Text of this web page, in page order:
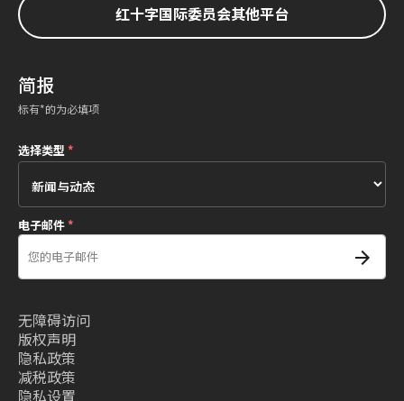
红十字国际委员会其他平台
简报
标有*的为必填项
选择类型*
电子邮件*
无障碍访问
版权声明
隐私政策
减税政策
隐私设置